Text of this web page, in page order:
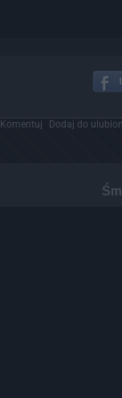
Komentuj Dodaj do